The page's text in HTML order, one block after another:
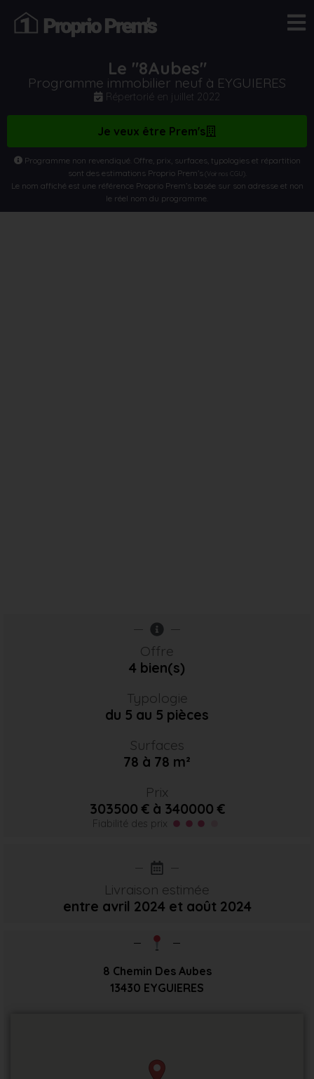
Le "8Aubes"
Programme immobilier neuf à EYGUIERES
Répertorié en juillet 2022
Je veux être Prem's
Programme non revendiqué. Offre, prix, surfaces, typologies et répartition
sont des estimations Proprio Prem’s(Voir nos CGU)
Le nom affiché est une référence Proprio Prem’s basée sur son adresse et non
le réel nom du programme.
Offre
4 bien(s)
Typologie
du 5 au 5 pièces
Surfaces
78 à 78 m²
Prix
303500 € à 340000 €
Fiabilité des prix
Livraison estimée
entre avril 2024 et août 2024
8 Chemin Des Aubes
13430 EYGUIERES